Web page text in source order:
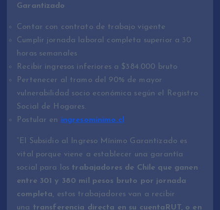
Garantizado
Contar con contrato de trabajo vigente
Cumplir jornada laboral completa superior a 30
horas semanales
Recibir ingresos inferiores a $384.000 bruto
Pertenecer al tramo del 90% de mayor
vulnerabilidad socio económica según el Registro
Social de Hogares.
Postular en ingresominimo.cl
“El Subsidio al Ingreso Mínimo Garantizado es
vital porque viene a establecer una garantía
social para los trabajadores de Chile que ganen
entre 301 y 380 mil pesos bruto por jornada
completa, estos trabajadores van a recibir
una transferencia directa en su cuentaRUT, o en